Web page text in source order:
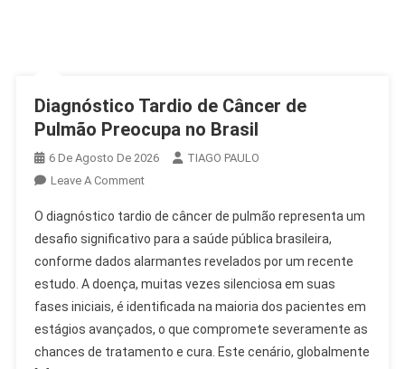
Diagnóstico Tardio de Câncer de
Pulmão Preocupa no Brasil
6 De Agosto De 2026
TIAGO PAULO
Leave A CommentOn
Tardio
De
Câncer
De
Pulmão
Preocupa
No
O diagnóstico tardio de câncer de pulmão representa um
desafio significativo para a saúde pública brasileira,
conforme dados alarmantes revelados por um recente
estudo. A doença, muitas vezes silenciosa em suas
fases iniciais, é identificada na maioria dos pacientes em
estágios avançados, o que compromete severamente as
chances de tratamento e cura. Este cenário, globalmente